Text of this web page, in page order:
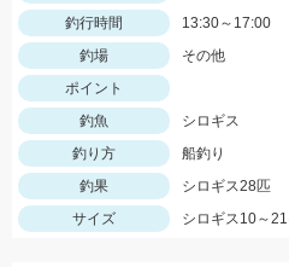
釣行時間
13:30～17:00
釣場
その他
ポイント
釣魚
シロギス
釣り方
船釣り
釣果
シロギス28匹
サイズ
シロギス10～